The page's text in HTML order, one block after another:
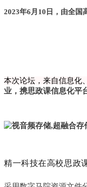
2023年6月10日，由全国
本次论坛，来自信息化
业，携思政课信息化平
精一科技在高校思政